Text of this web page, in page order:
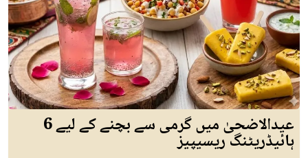
عیدالاضحیٰ میں گرمی سے بچنے کے لیے 6
ہائیڈریٹنگ ریسیپیز